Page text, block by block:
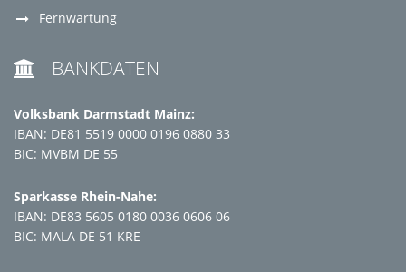
Fernwartung
 BANKDATEN
Volksbank Darmstadt Mainz:
IBAN: DE81 5519 0000 0196 0880 33
BIC: MVBM DE 55
Sparkasse Rhein-Nahe:
IBAN: DE83 5605 0180 0036 0606 06
BIC: MALA DE 51 KRE